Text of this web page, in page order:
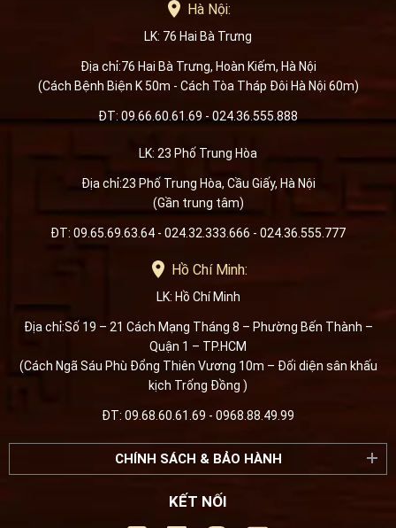
Hà Nội:
LK: 76 Hai Bà Trưng
Địa chỉ:76 Hai Bà Trưng, Hoàn Kiếm, Hà Nội
(Cách Bệnh Biện K 50m - Cách Tòa Tháp Đôi Hà Nội 60m)
ĐT: 09.66.60.61.69 - 024.36.555.888
LK: 23 Phố Trung Hòa
Địa chỉ:23 Phố Trung Hòa, Cầu Giấy, Hà Nội
(Gần trung tâm)
ĐT: 09.65.69.63.64 - 024.32.333.666 - 024.36.555.777
Hồ Chí Minh:
LK: Hồ Chí Minh
Địa chỉ:Số 19 – 21 Cách Mạng Tháng 8 – Phường Bến Thành –
Quận 1 – TP.HCM
(Cách Ngã Sáu Phù Đổng Thiên Vương 10m – Đối diện sân khấu
kịch Trống Đồng )
ĐT: 09.68.60.61.69 - 0968.88.49.99
CHÍNH SÁCH & BẢO HÀNH
KẾT NỐI